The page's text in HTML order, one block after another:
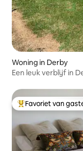
Woning in Derby
Een leuk verblijf in
Topfavoriet van
Favoriet van